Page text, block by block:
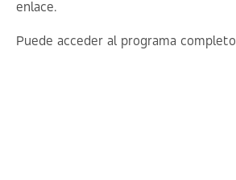
enlace.
Puede acceder al programa completo